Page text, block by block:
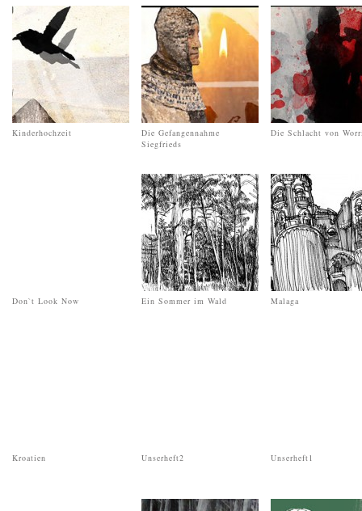
Kinderhochzeit
Die Gefangennahme
Siegfrieds
Die Schlacht von
Don`t Look Now Ein Sommer im Wald Malaga
Kroatien Unserheft2 Unserheft1